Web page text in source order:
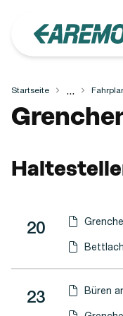
Startseite ...
Linie Richtung
Linie
20 (Öffnet in
(Öffnet in
Linie
23 Büren
(Öffnet in